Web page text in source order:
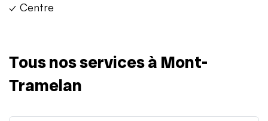
✓ Centre
Tous nos services à Mont-
Tramelan